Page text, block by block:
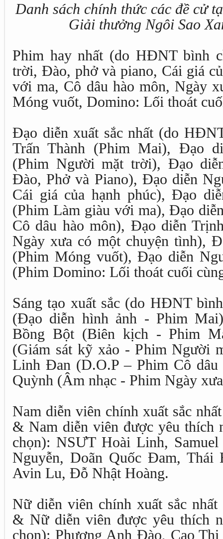
Danh sách chính thức các đề cử
Giải thưởng Ngôi Sao
Phim hay nhất (do HĐNT bình
trời, Đào, phở và piano, Cái giá
với ma, Cô dâu hào môn, Ngày
Móng vuốt, Domino: Lối thoát
Đạo diễn xuất sắc nhất (do
Trấn Thành (Phim Mai), Đạo
(Phim Người mặt trời), Đạo
Đào, Phở và Piano), Đạo diễn
Cái giá của hạnh phúc), Đạo
(Phim Làm giàu với ma), Đạo
Cô dâu hào môn), Đạo diễn
Ngày xưa có một chuyện tình),
(Phim Móng vuốt), Đạo diễn
(Phim Domino: Lối thoát cuối
Sáng tạo xuất sắc (do HĐNT
(Đạo diễn hình ảnh - Phim
Bồng Bột (Biên kịch - Phim
(Giám sát kỹ xảo - Phim Người
Linh Đan (D.O.P – Phim Cô dâu
Quỳnh (Âm nhạc - Phim Ngày
Nam diễn viên chính xuất sắc
& Nam diễn viên được yêu thích
chọn): NSƯT Hoài Linh,
Nguyễn, Doãn Quốc Đam, Thái
Avin Lu, Đỗ Nhật Hoàng.
Nữ diễn viên chính xuất sắc
& Nữ diễn viên được yêu thích
chọn): Phương Anh Đào, Cao